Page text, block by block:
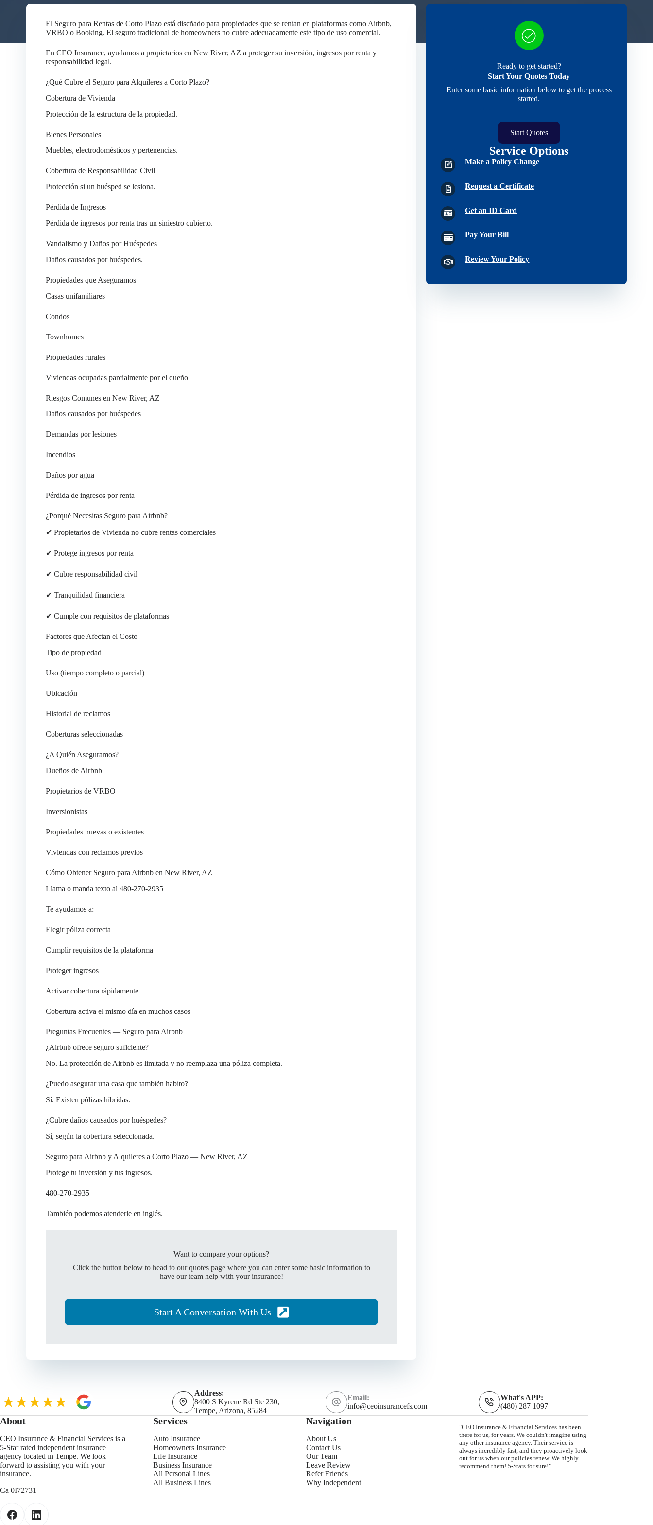
El Seguro para Rentas de Corto Plazo está diseñado para propiedades que se rentan en plataformas como Airbnb,
VRBO o Booking. El seguro tradicional de homeowners no cubre adecuadamente este tipo de uso comercial.
En CEO Insurance, ayudamos a propietarios en New River, AZ a proteger su inversión, ingresos por renta y
responsabilidad legal.
¿Qué Cubre el Seguro para Alquileres a Corto Plazo?
Cobertura de Vivienda
Protección de la estructura de la propiedad.
Bienes Personales
Muebles, electrodomésticos y pertenencias.
Cobertura de Responsabilidad Civil
Protección si un huésped se lesiona.
Pérdida de Ingresos
Pérdida de ingresos por renta tras un siniestro cubierto.
Vandalismo y Daños por Huéspedes
Daños causados por huéspedes.
Propiedades que Aseguramos
Casas unifamiliares
Condos
Townhomes
Propiedades rurales
Viviendas ocupadas parcialmente por el dueño
Riesgos Comunes en New River, AZ
Daños causados por huéspedes
Demandas por lesiones
Incendios
Daños por agua
Pérdida de ingresos por renta
¿Porqué Necesitas Seguro para Airbnb?
✔ Propietarios de Vivienda no cubre rentas comerciales
✔ Protege ingresos por renta
✔ Cubre responsabilidad civil
✔ Tranquilidad financiera
✔ Cumple con requisitos de plataformas
Factores que Afectan el Costo
Tipo de propiedad
Uso (tiempo completo o parcial)
Ubicación
Historial de reclamos
Coberturas seleccionadas
¿A Quién Aseguramos?
Dueños de Airbnb
Propietarios de VRBO
Inversionistas
Propiedades nuevas o existentes
Viviendas con reclamos previos
Cómo Obtener Seguro para Airbnb en New River, AZ
Llama o manda texto al 480-270-2935
Te ayudamos a:
Elegir póliza correcta
Cumplir requisitos de la plataforma
Proteger ingresos
Activar cobertura rápidamente
Cobertura activa el mismo día en muchos casos
Preguntas Frecuentes — Seguro para Airbnb
¿Airbnb ofrece seguro suficiente?
No. La protección de Airbnb es limitada y no reemplaza una póliza completa.
¿Puedo asegurar una casa que también habito?
Sí. Existen pólizas híbridas.
¿Cubre daños causados por huéspedes?
Sí, según la cobertura seleccionada.
Seguro para Airbnb y Alquileres a Corto Plazo — New River, AZ
Protege tu inversión y tus ingresos.
480-270-2935
También podemos atenderle en inglés.
Want to compare your options?
Click the button below to head to our quotes page where you can enter some basic information to
have our team help with your insurance!
Start A Conversation With Us
Ready to get started?
Start Your Quotes Today
Enter some basic information below to get the process
started.
Start Quotes
Service Options
Make a Policy Change
Request a Certificate
Get an ID Card
Pay Your Bill
Review Your Policy
Address:
8400 S Kyrene Rd Ste 230,
Tempe, Arizona, 85284
Email:
info@ceoinsurancefs.com
What's APP:
(480) 287 1097
About
CEO Insurance & Financial Services is a
5-Star rated independent insurance
agency located in Tempe. We look
forward to assisting you with your
insurance.
Ca 0I72731
Services
Auto Insurance
Homeowners Insurance
Life Insurance
Business Insurance
All Personal Lines
All Business Lines
Navigation
About Us
Contact Us
Our Team
Leave Review
Refer Friends
Why Independent
"CEO Insurance & Financial Services has been
there for us, for years. We couldn't imagine using
any other insurance agency. Their service is
always incredibly fast, and they proactively look
out for us when our policies renew. We highly
recommend them! 5-Stars for sure!"